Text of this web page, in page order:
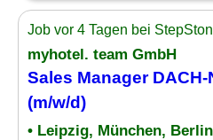
Job vor 4 Tagen bei
myhotel. team GmbH
Sales ManagerDACH-
(m/w/d)
• Leipzig, München, Berlin